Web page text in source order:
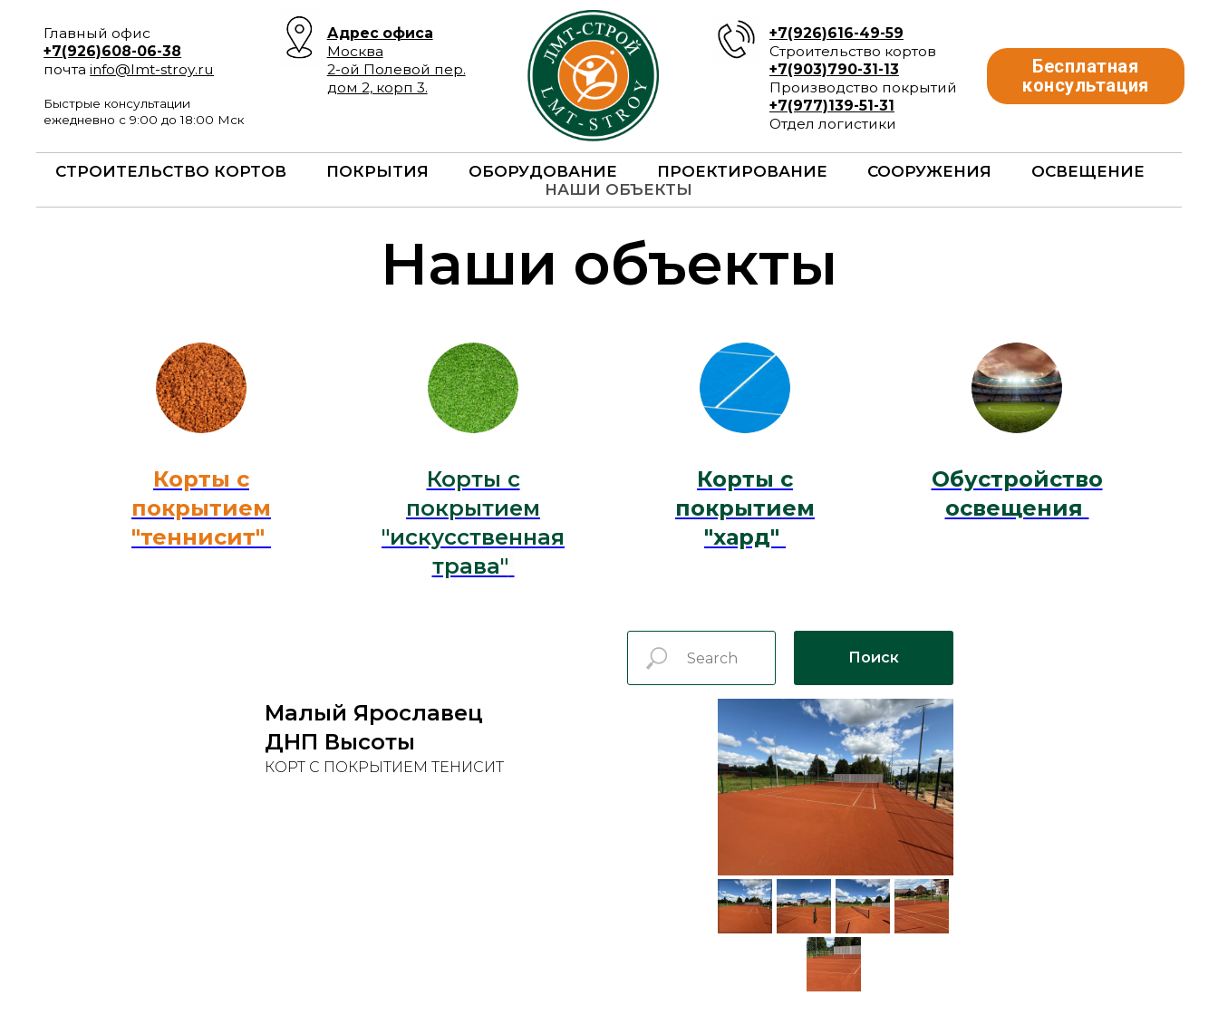
Главный офис
+7(926)608-06-38
почтаinfo@lmt-stroy.ru
ежедневно с 9:00 до 18:00 Мск
Адрес офиса
Москва
2-ой Полевой пер.
дом 2, корп 3.
+7(926)616-49-59
Строительство кортов
+7(903)790-31-13
Производство покрытий
+7(977)139-51-31
Отдел логистики
Бесплатная
СТРОИТЕЛЬСТВО КОРТОВ ПОКРЫТИЯ ОБОРУДОВАНИЕ ПРОЕКТИРОВАНИЕ СООРУЖЕНИЯ
ОСВЕЩЕНИЕ
НАШИ ОБЪЕКТЫ
Наши объекты
Корты с
покрытием
"теннисит"
Корты с
покрытием
"искусственная
трава"
Корты с
покрытием
"хард"
Обустройство
освещения
Поиск
Малый Ярославец
ДНП Высоты
КОРТ С ПОКРЫТИЕМ ТЕНИСИТ